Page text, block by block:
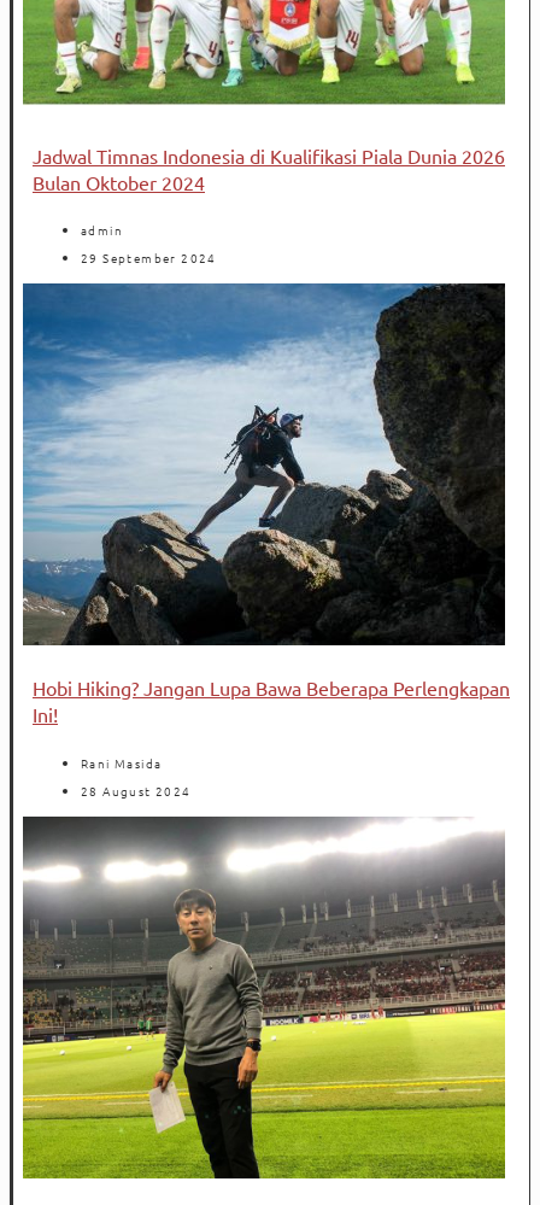
Jadwal Timnas Indonesia di Kualifikasi Piala Dunia 2026
Bulan Oktober 2024
admin
29 September 2024
Hobi Hiking? Jangan Lupa Bawa Beberapa Perlengkapan
Ini!
Rani Masida
28 August 2024